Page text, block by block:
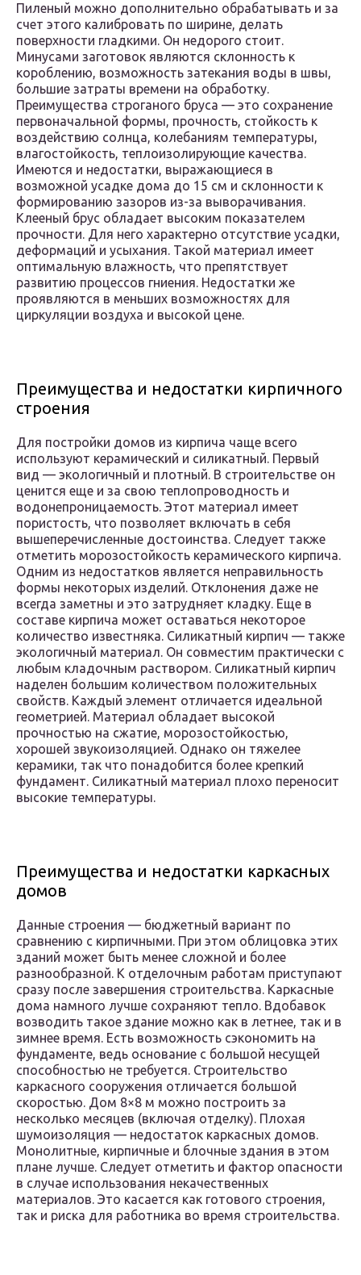
Пиленый можно дополнительно обрабатывать и за
счет этого калибровать по ширине, делать
поверхности гладкими. Он недорого стоит.
Минусами заготовок являются склонность к
короблению, возможность затекания воды в швы,
большие затраты времени на обработку.
Преимущества строганого бруса — это сохранение
первоначальной формы, прочность, стойкость к
воздействию солнца, колебаниям температуры,
влагостойкость, теплоизолирующие качества.
Имеются и недостатки, выражающиеся в
возможной усадке дома до 15 см и склонности к
формированию зазоров из-за выворачивания.
Клееный брус обладает высоким показателем
прочности. Для него характерно отсутствие усадки,
деформаций и усыхания. Такой материал имеет
оптимальную влажность, что препятствует
развитию процессов гниения. Недостатки же
проявляются в меньших возможностях для
циркуляции воздуха и высокой цене.
Преимущества и недостатки кирпичного
строения
Для постройки домов из кирпича чаще всего
используют керамический и силикатный. Первый
вид — экологичный и плотный. В строительстве он
ценится еще и за свою теплопроводность и
водонепроницаемость. Этот материал имеет
пористость, что позволяет включать в себя
вышеперечисленные достоинства. Следует также
отметить морозостойкость керамического кирпича.
Одним из недостатков является неправильность
формы некоторых изделий. Отклонения даже не
всегда заметны и это затрудняет кладку. Еще в
составе кирпича может оставаться некоторое
количество известняка. Силикатный кирпич — также
экологичный материал. Он совместим практически с
любым кладочным раствором. Силикатный кирпич
наделен большим количеством положительных
свойств. Каждый элемент отличается идеальной
геометрией. Материал обладает высокой
прочностью на сжатие, морозостойкостью,
хорошей звукоизоляцией. Однако он тяжелее
керамики, так что понадобится более крепкий
фундамент. Силикатный материал плохо переносит
высокие температуры.
Преимущества и недостатки каркасных
домов
Данные строения — бюджетный вариант по
сравнению с кирпичными. При этом облицовка этих
зданий может быть менее сложной и более
разнообразной. К отделочным работам приступают
сразу после завершения строительства. Каркасные
дома намного лучше сохраняют тепло. Вдобавок
возводить такое здание можно как в летнее, так и в
зимнее время. Есть возможность сэкономить на
фундаменте, ведь основание с большой несущей
способностью не требуется. Строительство
каркасного сооружения отличается большой
скоростью. Дом 8×8 м можно построить за
несколько месяцев (включая отделку). Плохая
шумоизоляция — недостаток каркасных домов.
Монолитные, кирпичные и блочные здания в этом
плане лучше. Следует отметить и фактор опасности
в случае использования некачественных
материалов. Это касается как готового строения,
так и риска для работника во время строительства.